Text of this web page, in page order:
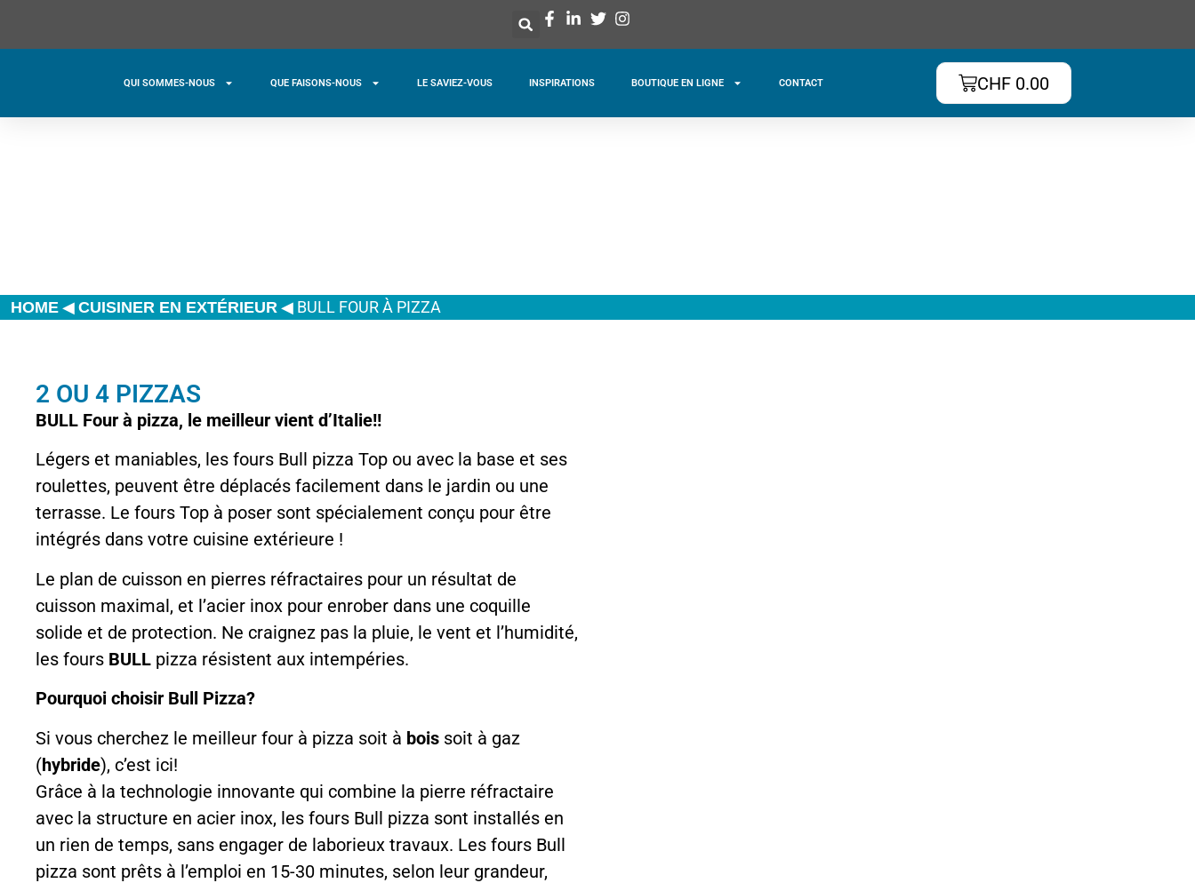
QUI SOMMES-NOUS QUE FAISONS-NOUS LE SAVIEZ-VOUS INSPIRATIONS BOUTIQUE EN LIGNE CONTACT CHF0.00
HOME ◀ CUISINER EN EXTÉRIEUR ◀ BULL FOUR À PIZZA
2 OU 4 PIZZAS
BULL Four à pizza, le meilleur vient d’Italie!!
Légers et maniables, les fours Bull pizza Top ou avec la base et ses
roulettes, peuvent être déplacés facilement dans le jardin ou une
terrasse. Le fours Top à poser sont spécialement conçu pour être
intégrés dans votre cuisine extérieure !
Le plan de cuisson en pierres réfractaires pour un résultat de
cuisson maximal, et l’acier inox pour enrober dans une coquille
solide et de protection. Ne craignez pas la pluie, le vent et l’humidité,
les fours BULL pizza résistent aux intempéries.
Pourquoi choisir Bull Pizza?
Si vous cherchez le meilleur four à pizza soit à bois soit à gaz
(hybride), c’est ici!
Grâce à la technologie innovante qui combine la pierre réfractaire
avec la structure en acier inox, les fours Bull pizza sont installés en
un rien de temps, sans engager de laborieux travaux. Les fours Bull
pizza sont prêts à l’emploi en 15-30 minutes, selon leur grandeur,